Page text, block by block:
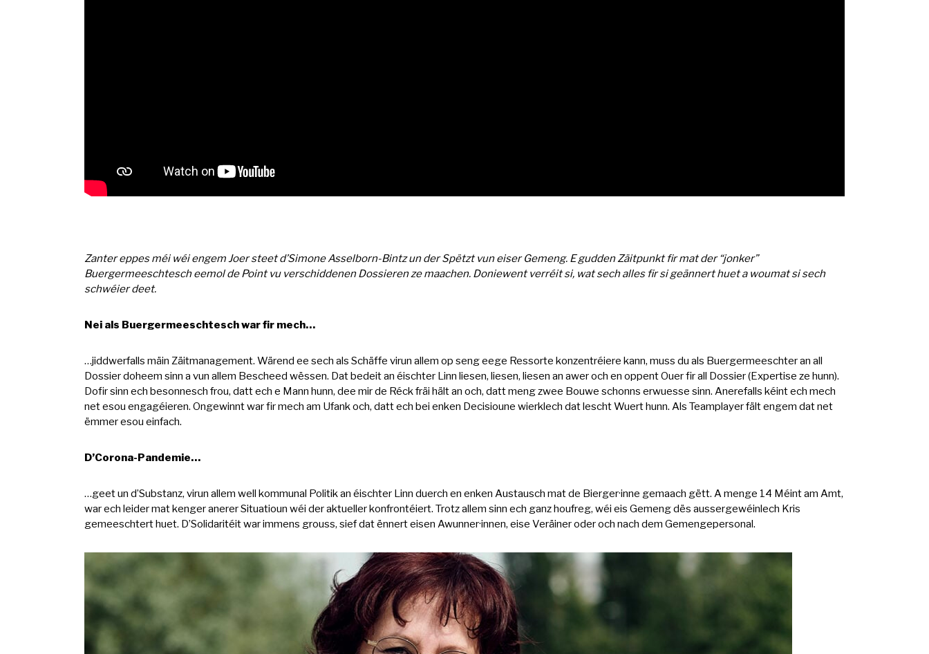
Zanter eppes méi wéi engem Joer steet d’Simone Asselborn-Bintz un der Spëtzt vun eiser Gemeng. E gudden Zäitpunkt fir mat der “jonker”
Buergermeeschtesch eemol de Point vu verschiddenen Dossieren ze maachen. Doniewent verréit si, wat sech alles fir si geännert huet a woumat si sech
schwéier deet.
Nei als Buergermeeschtesch war fir mech…
…jiddwerfalls mäin Zäitmanagement. Wärend ee sech als Schäffe virun allem op seng eege Ressorte konzentréiere kann, muss du als Buergermeeschter an all
Dossier doheem sinn a vun allem Bescheed wëssen. Dat bedeit an éischter Linn liesen, liesen, liesen an awer och en oppent Ouer fir all Dossier (Expertise ze hunn).
Dofir sinn ech besonnesch frou, datt ech e Mann hunn, dee mir de Réck fräi hält an och, datt meng zwee Bouwe schonns erwuesse sinn. Anerefalls kéint ech mech
net esou engagéieren. Ongewinnt war fir mech am Ufank och, datt ech bei enken Decisioune wierklech dat lescht Wuert hunn. Als Teamplayer fält engem dat net
ëmmer esou einfach.
D’Corona-Pandemie…
…geet un d’Substanz, virun allem well kommunal Politik an éischter Linn duerch en enken Austausch mat de Bierger·inne gemaach gëtt. A menge 14 Méint am Amt,
war ech leider mat kenger anerer Situatioun wéi der aktueller konfrontéiert. Trotz allem sinn ech ganz houfreg, wéi eis Gemeng dës aussergewéinlech Kris
gemeeschtert huet. D’Solidaritéit war immens grouss, sief dat ënnert eisen Awunner·innen, eise Veräiner oder och nach dem Gemengepersonal.